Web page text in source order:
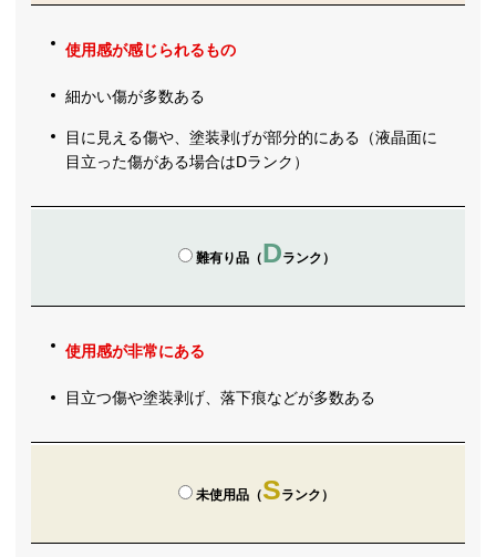
使用感が感じられるもの
細かい傷が多数ある
目に見える傷や、塗装剥げが部分的にある（液晶面に
目立った傷がある場合はDランク）
難有り品（Dランク）
使用感が非常にある
目立つ傷や塗装剥げ、落下痕などが多数ある
未使用品（Sランク）